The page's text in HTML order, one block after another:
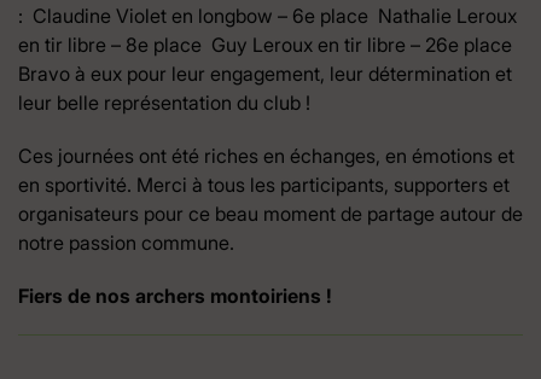
: Claudine Violet en longbow – 6e place Nathalie Leroux
en tir libre – 8e place Guy Leroux en tir libre – 26e place
Bravo à eux pour leur engagement, leur détermination et
leur belle représentation du club !
Ces journées ont été riches en échanges, en émotions et
en sportivité. Merci à tous les participants, supporters et
organisateurs pour ce beau moment de partage autour de
notre passion commune.
Fiers de nos archers montoiriens !